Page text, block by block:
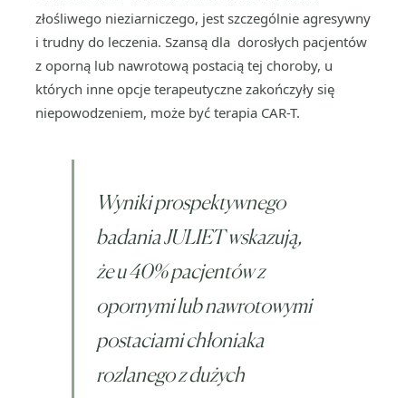
złośliwego nieziarniczego, jest szczególnie agresywny
i trudny do leczenia. Szansą dla dorosłych pacjentów
z oporną lub nawrotową postacią tej choroby, u
których inne opcje terapeutyczne zakończyły się
niepowodzeniem, może być terapia CAR-T.
Wyniki prospektywnego
badania JULIET wskazują,
że u 40% pacjentów z
opornymi lub nawrotowymi
postaciami chłoniaka
rozlanego z dużych